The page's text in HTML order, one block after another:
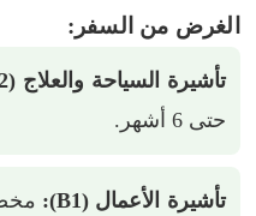
الغرض من السفر:
تأشيرة السياحة والعلاج (B2):
حتى 6 أشهر.
تأشيرة الأعمال (B1):